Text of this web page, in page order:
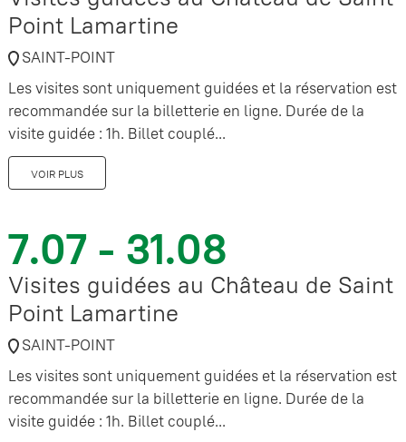
Point Lamartine
SAINT-POINT
Les visites sont uniquement guidées et la réservation est
recommandée sur la billetterie en ligne. Durée de la
visite guidée : 1h. Billet couplé...
VOIR PLUS
7.07 - 31.08
Visites guidées au Château de Saint
Point Lamartine
SAINT-POINT
Les visites sont uniquement guidées et la réservation est
recommandée sur la billetterie en ligne. Durée de la
visite guidée : 1h. Billet couplé...